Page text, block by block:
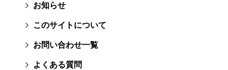
お知らせ
このサイトについて
お問い合わせ一覧
よくある質問